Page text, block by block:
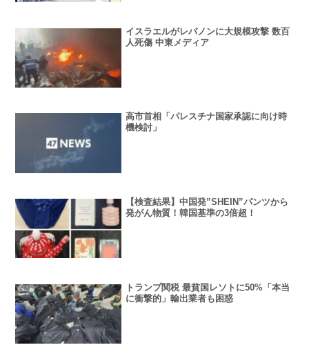
イスラエルがレバノンに大規模攻撃 数百
人死傷 中東メディア
高市首相「パレスチナ国家承認に向け時
機検討」
【検査結果】中国発”SHEIN”パンツから
発がん物質！韓国基準の3倍超！
トランプ関税 最貧国レソトに50%「本当
に衝撃的」輸出業者も困惑